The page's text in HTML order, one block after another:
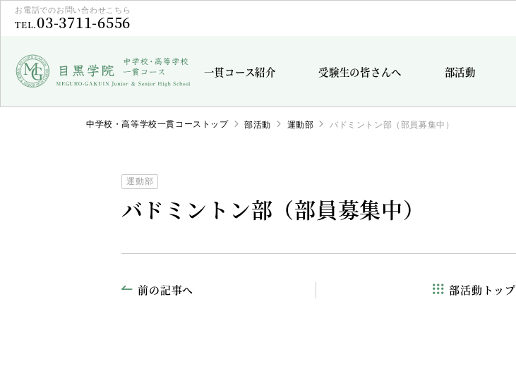
一貫コース紹介 受験生の皆さんへ 部活動
お電話でのお問い合わせこちら
TEL.03-3711-6556
中学校・高等学校一貫コーストップ 部活動 運動部 バドミントン部（部員募集中）
運動部
バドミントン部（部員募集中）
前の記事へ 部活動トップ